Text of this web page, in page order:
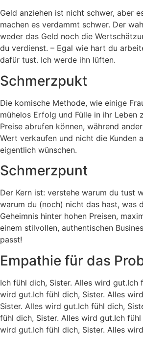
Geld anziehen ist nicht schwer, aber
machen es verdammt schwer. Der
weder das Geld noch die
du verdienst. – Egal wie hart du
dafür tust. Ich werde ihn lüften.
Schmerzpukt
Die komische Methode, wie einige
mühelos Erfolg und Fülle in ihr Leben
Preise abrufen können, während
Wert verkaufen und nicht die Kunden
eigentlich wünschen.
Schmerzpunt
Der Kern ist: verstehe warum du tust
warum du (noch) nicht das hast, was
Geheimnis hinter hohen Preisen,
einem stilvollen, authentischen
passt!
Empathie für das
Ich fühl dich, Sister. Alles wird gut.Ich
wird gut.Ich fühl dich, Sister. Alles
Sister. Alles wird gut.Ich fühl dich,
fühl dich, Sister. Alles wird gut.Ich
wird gut.Ich fühl dich, Sister. Alles